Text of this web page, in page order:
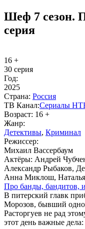
Шеф 7 сезон.
серия
16 +
30 серия
Год:
2025
Стра­на: Рос­сия
ТВ Ка­нал:Се­риа­лы
Воз­раст: 16 +
Жанр:
Де­тек­ти­вы, Кри­ми­нал
Ре­жис­сер:
Михаил Вассербаум
Ак­тё­ры: Андрей
Александр Рыбаков,
Анна Миклош,
Про бан­ды, бан­ди­тов,
В питерский главк
Морозов, бывший
Расторгуев не рад
этот день важные